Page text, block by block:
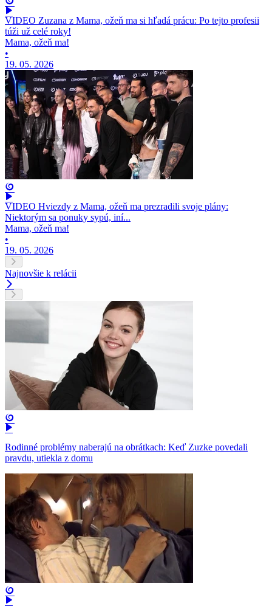
VIDEO Zuzana z Mama, ožeň ma si hľadá prácu: Po tejto profesii
túži už celé roky!
Mama, ožeň ma!
•
19. 05. 2026
VIDEO Hviezdy z Mama, ožeň ma prezradili svoje plány:
Niektorým sa ponuky sypú, iní...
Mama, ožeň ma!
•
19. 05. 2026
Najnovšie k relácii
Rodinné problémy naberajú na obrátkach: Keď Zuzke povedali
pravdu, utiekla z domu